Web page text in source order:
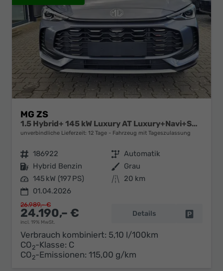
MG ZS
1.5 Hybrid+ 145 kW Luxury AT Luxury+Navi+SHZ+Kamera+ACA+18
unverbindliche Lieferzeit: 12 Tage Fahrzeug mit Tageszulassung
Fahrzeugnr. 186922 Getriebe Automatik
Kraftstoff Hybrid Benzin Außenfarbe Grau
Leistung 145 kW (197 PS) Kilometerstand
20 km
01.04.2026
24.190,– €
incl. 19% MwSt.
26.989,– €
Details
Verbrauch kombiniert: 5,10 l/100km
CO2-Klasse: C
CO2-Emissionen: 115,00 g/km